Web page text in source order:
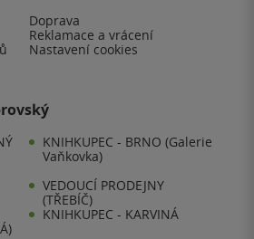
Doprava
Reklamace a vrácení
Nastavení cookies
KNIHKUPEC - BRNO (Galerie
Vaňkovka)
VEDOUCÍ PRODEJNY
(TŘEBÍČ)
KNIHKUPEC - KARVINÁ